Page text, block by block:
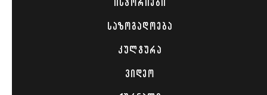
ᲡᲐᲖᲝᲒᲐᲓᲝᲔᲑᲐ
ᲙᲣᲚᲢᲣᲠᲐ
ᲕᲘᲓᲔᲝ